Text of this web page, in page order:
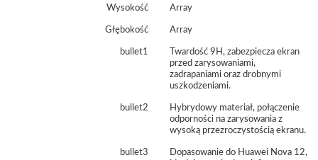
Wysokość Array
Głębokość Array
bullet1
Twardość 9H, zabezpiecza ekran
przed zarysowaniami,
zadrapaniami oraz drobnymi
uszkodzeniami.
bullet2
Hybrydowy materiał, połączenie
odporności na zarysowania z
wysoką przezroczystością ekranu.
bullet3
Dopasowanie do Huawei Nova 12,